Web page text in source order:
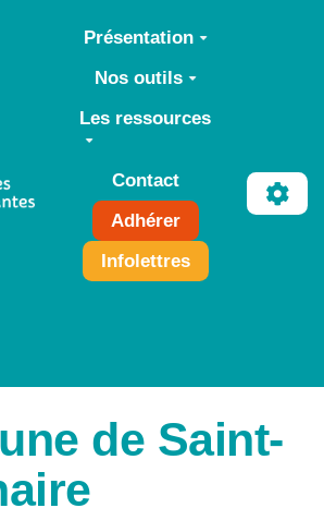
principal
Présentation
Nos outils
Les ressources
Contact
Adhérer
Infolettres
de Saint-